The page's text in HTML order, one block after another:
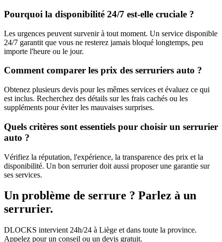
Pourquoi la disponibilité 24/7 est-elle cruciale ?
Les urgences peuvent survenir à tout moment. Un service disponible
24/7 garantit que vous ne resterez jamais bloqué longtemps, peu
importe l'heure ou le jour.
Comment comparer les prix des serruriers auto ?
Obtenez plusieurs devis pour les mêmes services et évaluez ce qui
est inclus. Recherchez des détails sur les frais cachés ou les
suppléments pour éviter les mauvaises surprises.
Quels critères sont essentiels pour choisir un serrurier
auto ?
Vérifiez la réputation, l'expérience, la transparence des prix et la
disponibilité. Un bon serrurier doit aussi proposer une garantie sur
ses services.
Un problème de serrure ? Parlez à un
serrurier.
DLOCKS intervient 24h/24 à Liège et dans toute la province.
Appelez pour un conseil ou un devis gratuit.